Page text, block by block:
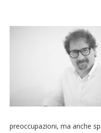
preoccupazioni, ma anche